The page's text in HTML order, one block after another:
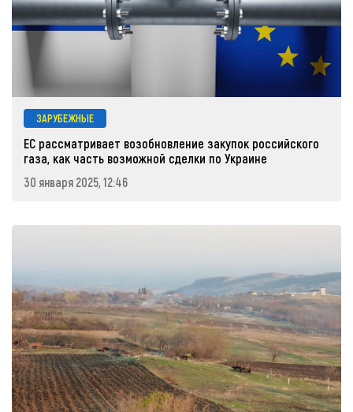
ЗАРУБЕЖНЫЕ
ЕС рассматривает возобновление закупок российского
газа, как часть возможной сделки по Украине
30 января 2025, 12:46